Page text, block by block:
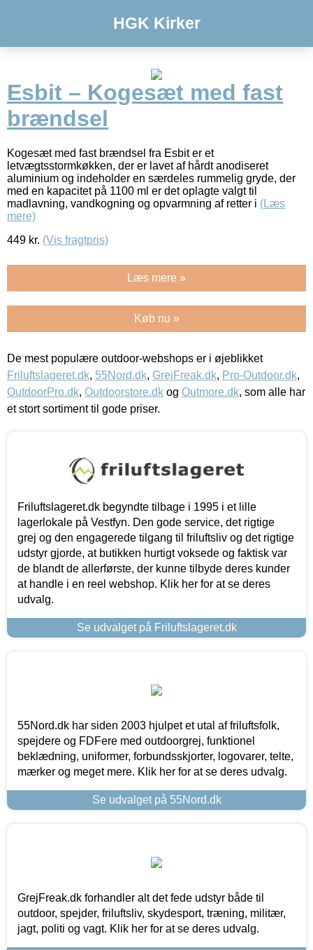
HGK Kirker
Esbit – Kogesæt med fast
brændsel
Kogesæt med fast brændsel fra Esbit er et
letvægtsstormkøkken, der er lavet af hårdt anodiseret
aluminium og indeholder en særdeles rummelig gryde, der
med en kapacitet på 1100 ml er det oplagte valgt til
madlavning, vandkogning og opvarmning af retter i (Læs
mere)
449 kr. (Vis fragtpris)
Læs mere »
Køb nu »
De mest populære outdoor-webshops er i øjeblikket
Friluftslageret.dk, 55Nord.dk, GrejFreak.dk, Pro-Outdoor.dk,
OutdoorPro.dk, Outdoorstore.dk og Outmore.dk, som alle har
et stort sortiment til gode priser.
Friluftslageret.dk begyndte tilbage i 1995 i et lille
lagerlokale på Vestfyn. Den gode service, det rigtige
grej og den engagerede tilgang til friluftsliv og det rigtige
udstyr gjorde, at butikken hurtigt voksede og faktisk var
de blandt de allerførste, der kunne tilbyde deres kunder
at handle i en reel webshop. Klik her for at se deres
udvalg.
Se udvalget på Friluftslageret.dk
55Nord.dk har siden 2003 hjulpet et utal af friluftsfolk,
spejdere og FDFere med outdoorgrej, funktionel
beklædning, uniformer, forbundsskjorter, logovarer, telte,
mærker og meget mere. Klik her for at se deres udvalg.
Se udvalget på 55Nord.dk
GrejFreak.dk forhandler alt det fede udstyr både til
outdoor, spejder, friluftsliv, skydesport, træning, militær,
jagt, politi og vagt. Klik her for at se deres udvalg.